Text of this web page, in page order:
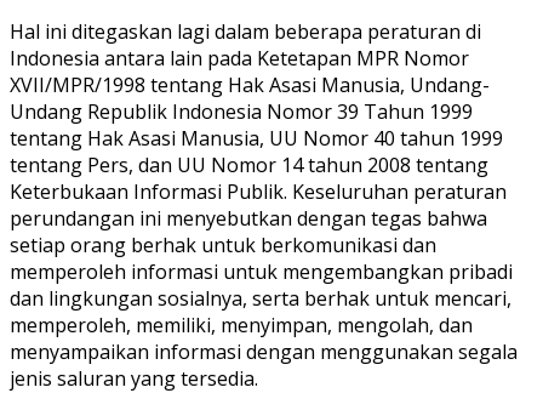
Hal ini ditegaskan lagi dalam beberapa peraturan di
Indonesia antara lain pada Ketetapan MPR Nomor
XVII/MPR/1998 tentang Hak Asasi Manusia, Undang-
Undang Republik Indonesia Nomor 39 Tahun 1999
tentang Hak Asasi Manusia, UU Nomor 40 tahun 1999
tentang Pers, dan UU Nomor 14 tahun 2008 tentang
Keterbukaan Informasi Publik. Keseluruhan peraturan
perundangan ini menyebutkan dengan tegas bahwa
setiap orang berhak untuk berkomunikasi dan
memperoleh informasi untuk mengembangkan pribadi
dan lingkungan sosialnya, serta berhak untuk mencari,
memperoleh, memiliki, menyimpan, mengolah, dan
menyampaikan informasi dengan menggunakan segala
jenis saluran yang tersedia.